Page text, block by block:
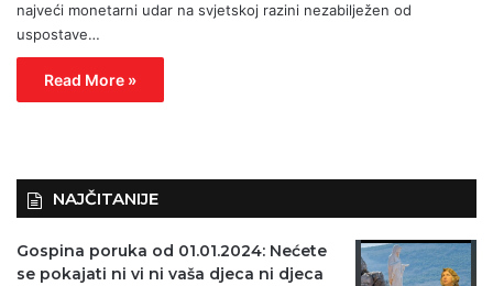
najveći monetarni udar na svjetskoj razini nezabilježen od
uspostave…
Read More »
NAJČITANIJE
Gospina poruka od 01.01.2024: Nećete
se pokajati ni vi ni vaša djeca ni djeca